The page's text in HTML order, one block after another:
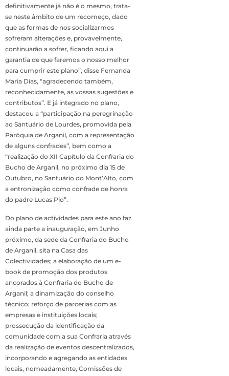
definitivamente já não é o mesmo, trata-
se neste âmbito de um recomeço, dado
que as formas de nos socializarmos
sofreram alterações e, provavelmente,
continuarão a sofrer, ficando aqui a
garantia de que faremos o nosso melhor
para cumprir este plano”, disse Fernanda
Maria Dias, “agradecendo também,
reconhecidamente, as vossas sugestões e
contributos”. E já integrado no plano,
destacou a “participação na peregrinação
ao Santuário de Lourdes, promovida pela
Paróquia de Arganil, com a representação
de alguns confrades”, bem como a
“realização do XII Capítulo da Confraria do
Bucho de Arganil, no próximo dia 15 de
Outubro, no Santuário do Mont’Alto, com
a entronização como confrade de honra
do padre Lucas Pio”.
Do plano de actividades para este ano faz
ainda parte a inauguração, em Junho
próximo, da sede da Confraria do Bucho
de Arganil, sita na Casa das
Colectividades; a elaboração de um e-
book de promoção dos produtos
ancorados à Confraria do Bucho de
Arganil; a dinamização do conselho
técnico; reforço de parcerias com as
empresas e instituições locais;
prossecução da identificação da
comunidade com a sua Confraria através
da realização de eventos descentralizados,
incorporando e agregando as entidades
locais, nomeadamente, Comissões de